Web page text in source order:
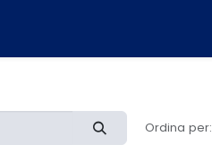
Ordina per: